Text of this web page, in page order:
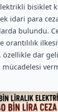
bisiklet
idari para
bulundu.
dar